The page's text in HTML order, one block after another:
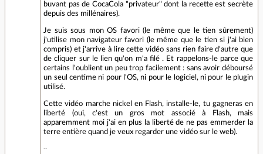
buvant pas de CocaCola "privateur" dont la recette est secrète
depuis des millénaires).
Je suis sous mon OS favori (le même que le tien sûrement)
j'utilise mon navigateur favori (le même que le tien si j'ai bien
compris) et j'arrive à lire cette vidéo sans rien faire d'autre que
de cliquer sur le lien qu'on m'a filé . Et rappelons-le parce que
certains l'oublient un peu trop facilement : sans avoir déboursé
un seul centime ni pour l'OS, ni pour le logiciel, ni pour le plugin
utilisé.
Cette vidéo marche nickel en Flash, installe-le, tu gagneras en
liberté (oui, c'est un gros mot associé à Flash, mais
apparemment moi j'ai en plus la liberté de ne pas emmerder la
terre entière quand je veux regarder une vidéo sur le web).